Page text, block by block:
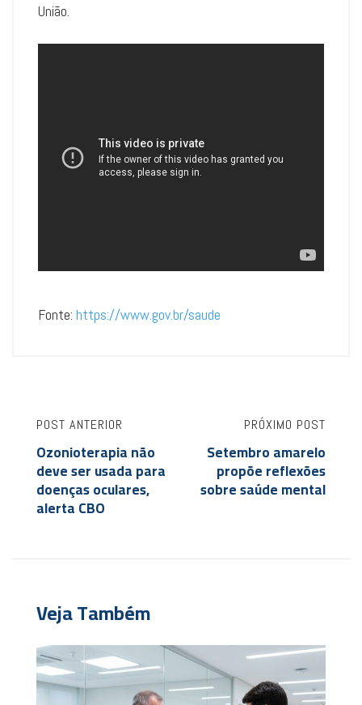
União.
Fonte: https://www.gov.br/saude
POST ANTERIOR
Ozonioterapia não
deve ser usada para
doenças oculares,
alerta CBO
PRÓXIMO POST
Setembro amarelo
propõe reflexões
sobre saúde mental
Veja Também